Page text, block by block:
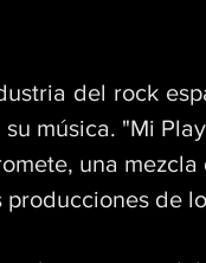
del rock
música. "Mi
una
de